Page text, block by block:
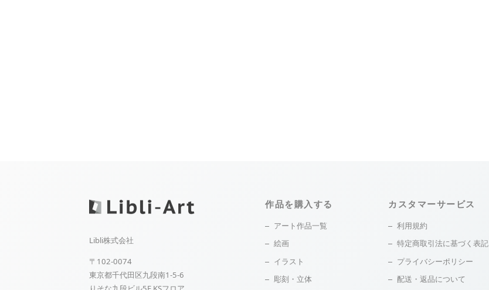
Libli株式会社
〒102-0074
東京都千代田区九段南1-5-6
作品を購入する
アート作品一覧
絵画
イラスト
彫刻・立体
カスタマーサービス
利用規約
特定商取引法に基づく表記
プライバシーポリシー
配送・返品について